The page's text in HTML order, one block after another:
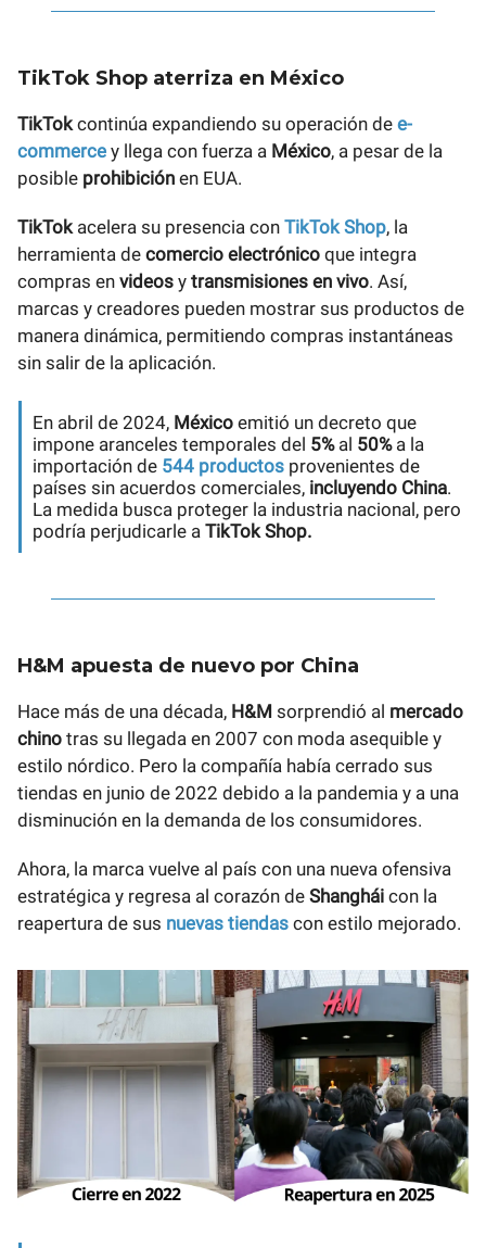
TikTok Shop aterriza en México
TikTokcontinúa expandiendo su operación de e-
commerce y llega con fuerza a México, a pesar de la
posible prohibición en EUA.
TikTokacelera su presencia con TikTok Shop, la
herramienta de comercio electrónico que integra
compras en videos y transmisiones en vivo. Así,
marcas y creadores pueden mostrar sus productos de
manera dinámica, permitiendo compras instantáneas
sin salir de la aplicación.
En abril de 2024, México emitió un decreto que
impone aranceles temporales del 5% al 50%a la
importación de 544 productos provenientes de
países sin acuerdos comerciales, incluyendo China.
La medida busca proteger la industria nacional, pero
podría perjudicarle a TikTok Shop.
H&M apuesta de nuevo por China
Hace más de una década, H&M sorprendió al mercado
chino tras su llegada en 2007 con moda asequible y
estilo nórdico. Pero la compañía había cerrado sus
tiendas en junio de 2022 debido a la pandemia y a una
disminución en la demanda de los consumidores.
Ahora, la marca vuelve al país con una nueva ofensiva
estratégica y regresa al corazón de Shanghái con la
reapertura de sus nuevas tiendas con estilo mejorado.